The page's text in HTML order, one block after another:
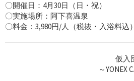
〇開催日：4月30日（日・祝）
〇実施場所：阿下喜温泉
〇料金：3,980円/人（税抜・入浴料込）
仮入
～YONEX